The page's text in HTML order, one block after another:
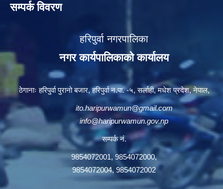
सम्पर्क विवरण
हरिपुर्वा नगरपालिका
नगर कार्यपालिकाको कार्यालय
ठेगानाः हरिपुर्वा पुरानो बजार, हरिपुर्वा न.पा. -५, सर्लाही, मधेश प्रदेश, नेपाल,
ito.haripurwamun@gmail.com
info@haripurwamun.gov.np
सम्पर्क नं.
9854072001, 9854072000,
9854072004, 9854072002